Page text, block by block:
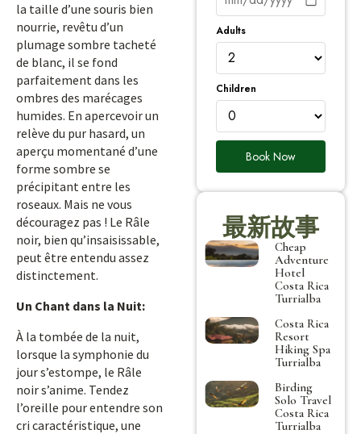
la taille d’une souris bien
nourrie, revêtu d’un
plumage sombre tacheté
de blanc, il se fond
parfaitement dans les
ombres des marécages
humides. En apercevoir un
relève du pur hasard, un
aperçu momentané d’une
forme sombre se
précipitant entre les
roseaux. Mais ne vous
découragez pas ! Le Râle
noir, bien qu’insaisissable,
peut être entendu assez
distinctement.
Un Chant dans la Nuit:
À la tombée de la nuit,
lorsque la symphonie du
jour s’estompe, le Râle
noir s’anime. Tendez
l’oreille pour entendre son
cri caractéristique, une
Adults
Children
Book Now
最新故事
Cheap
Adventure
Hotel
Costa Rica
Turrialba
Costa Rica
Resort
Hiking Spa
Turrialba
Birding
Solo Travel
Costa Rica
Turrialba